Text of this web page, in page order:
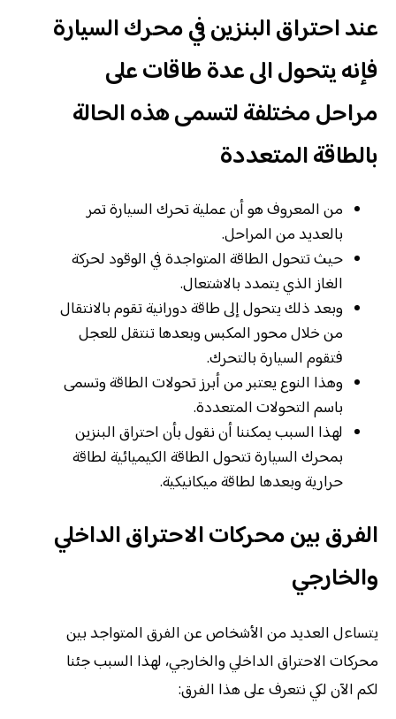
عند احتراق البنزين في محرك السيارة
فإنه يتحول الى عدة طاقات على
مراحل مختلفة لتسمى هذه الحالة
بالطاقة المتعددة
من المعروف هو أن عملية تحرك السيارة تمر
بالعديد من المراحل.
حيث تتحول الطاقة المتواجدة في الوقود لحركة
الغاز الذي يتمدد بالاشتعال.
وبعد ذلك يتحول إلى طاقة دورانية تقوم بالانتقال
من خلال محور المكبس وبعدها تنتقل للعجل
فتقوم السيارة بالتحرك.
وهذا النوع يعتبر من أبرز تحولات الطاقة وتسمى
باسم التحولات المتعددة.
لهذا السبب يمكننا أن نقول بأن احتراق البنزين
بمحرك السيارة تتحول الطاقة الكيميائية لطاقة
حرارية وبعدها لطاقة ميكانيكية.
الفرق بين محركات الاحتراق الداخلي
والخارجي
يتساءل العديد من الأشخاص عن الفرق المتواجد بين
محركات الاحتراق الداخلي والخارجي، لهذا السبب جئنا
لكم الآن لكي نتعرف على هذا الفرق: